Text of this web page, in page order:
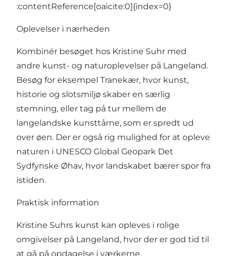
:contentReference[oaicite:0]{index=0}
Oplevelser i nærheden
Kombinér besøget hos Kristine Suhr med
andre kunst- og naturoplevelser på Langeland.
Besøg for eksempel Tranekær, hvor kunst,
historie og slotsmiljø skaber en særlig
stemning, eller tag på tur mellem de
langelandske kunsttårne, som er spredt ud
over øen. Der er også rig mulighed for at opleve
naturen i UNESCO Global Geopark Det
Sydfynske Øhav, hvor landskabet bærer spor fra
istiden.
Praktisk information
Kristine Suhrs kunst kan opleves i rolige
omgivelser på Langeland, hvor der er god tid til
at gå på opdagelse i værkerne.